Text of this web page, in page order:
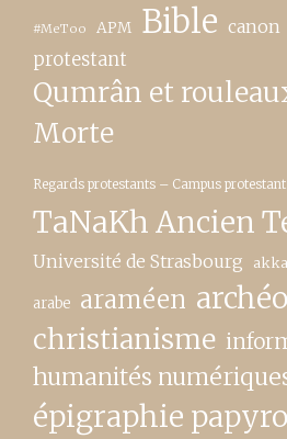
#MeToo APM Bible canon
protestant
Qumrân et
Morte
Regards protestants – Campus protestant
TaNaKh Ancien
Université de Strasbourg
arabe araméen
christianisme
humanités
épigraphie